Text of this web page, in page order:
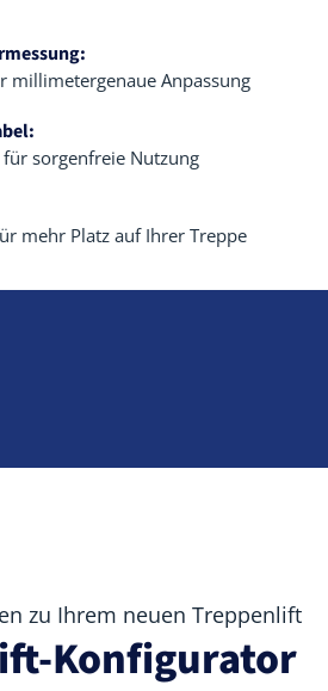
millimetergenaue Anpassung
sorgenfreie Nutzung
mehr Platz auf Ihrer Treppe
zu Ihrem neuen Treppenlift
Konfigurator